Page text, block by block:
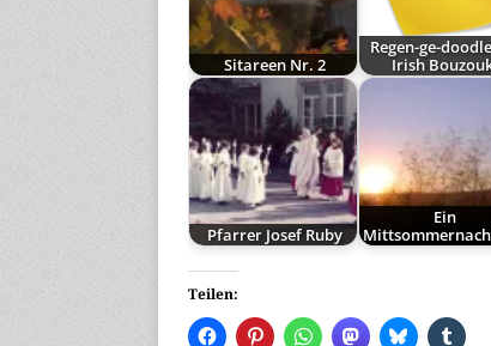
Sitareen Nr. 2
Regen-ge-
Irish
Pfarrer Josef Ruby
Ein
Teilen: